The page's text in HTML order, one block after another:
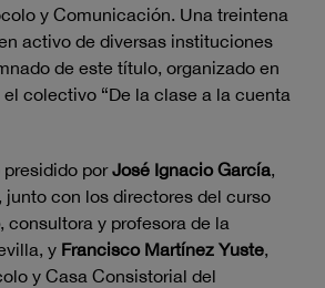
y Comunicación. Una treintena
activo de diversas instituciones
de este título, organizado en
colectivo “De la clase a la cuenta
porJosé Ignacio García,
junto con los directores del curso
, consultora y profesora de la
y Francisco Martínez Yuste,
y Casa Consistorial del